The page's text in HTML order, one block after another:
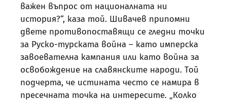
важен въпрос от националната ни
история?“, каза той. Шивачев припомни
двете противопоставящи се гледни точки
за Руско-турската война – като имперска
завоевателна кампания или като война за
освобождение на славянските народи. Той
подчерта, че истината често се намира в
пресечната точка на интересите. „Колко